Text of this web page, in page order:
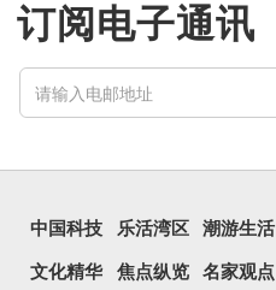
订阅电子通讯
中国科技 乐活湾区 潮游生活
文化精华 焦点纵览 名家观点